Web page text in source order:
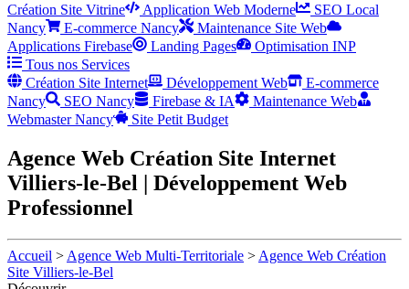
Création Site Vitrine
Application Web Moderne
SEO Local
Nancy
E-commerce Nancy
Maintenance Site Web
Applications Firebase
Landing Pages
Optimisation INP
Tous nos Services
Création Site Internet
Développement Web
E-commerce
Nancy
SEO Nancy Firebase & IA
Maintenance Web
Webmaster Nancy
Site Petit Budget
Agence Web Création Site Internet
Villiers-le-Bel | Développement Web
Professionnel
Accueil > Agence Web Multi-Territoriale > Agence Web Création
Site Villiers-le-Bel